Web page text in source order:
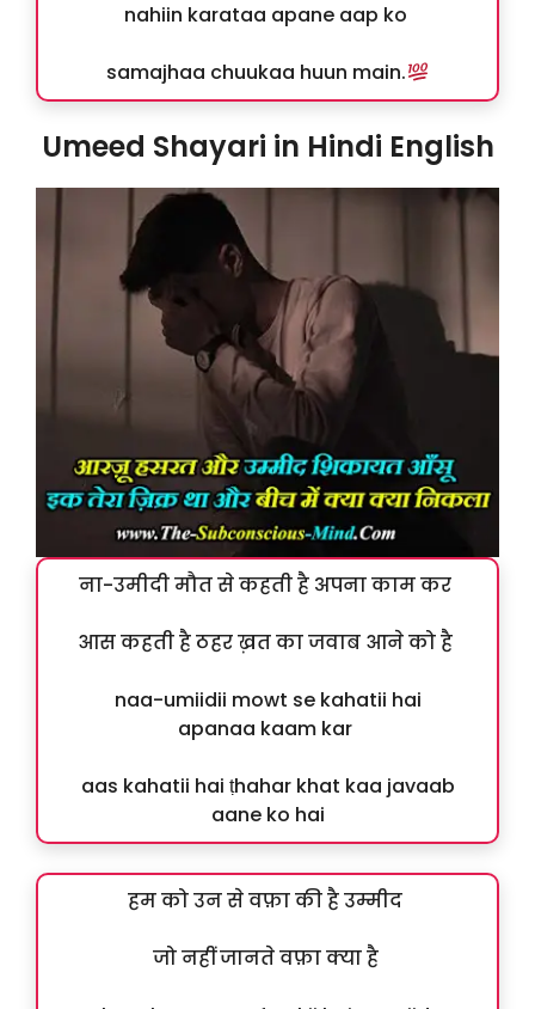
nahiin karataa apane aap ko
samajhaa chuukaa huun main.
Umeed Shayari in Hindi English
ना-उमीदी मौत से कहती है अपना काम कर
आस कहती है ठहर ख़त का जवाब आने को है
naa-umiidii mowt se kahatii hai
apanaa kaam kar
aas kahatii hai ṭhahar khat kaa javaab
aane ko hai
हम को उन से वफ़ा की है उम्मीद
जो नहीं जानते वफ़ा क्या है